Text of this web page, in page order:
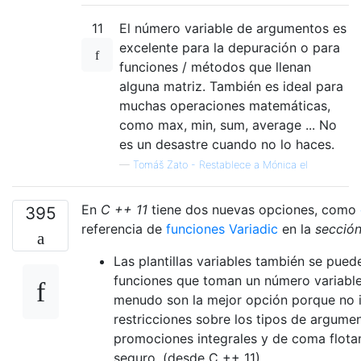
11
El número variable de argumentos es
excelente para la depuración o para
funciones / métodos que llenan
alguna matriz. También es ideal para
muchas operaciones matemáticas,
como max, min, sum, average ... No
es un desastre cuando no lo haces.
— Tomáš Zato - Restablece a Mónica el
395 En C ++ 11 tiene dos nuevas opciones, como
referencia de funciones Variadic en la
Las plantillas variables también se
funciones que toman un número
menudo son la mejor opción porque no
restricciones sobre los tipos de
promociones integrales y de coma
seguro. (desde C ++ 11)